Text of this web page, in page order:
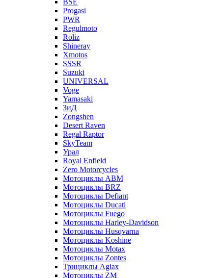
BSE
Progasi
PWR
Regulmoto
Roliz
Shineray
Xmotos
SSSR
Suzuki
UNIVERSAL
Voge
Yamasaki
ЗиД
Zongshen
Desert Raven
Regal Raptor
SkyTeam
Урал
Royal Enfield
Zero Motorcycles
Мотоциклы ABM
Мотоциклы BRZ
Мотоциклы Defiant
Мотоциклы Ducati
Мотоциклы Fuego
Мотоциклы Harley-Davidson
Мотоциклы Husqvarna
Мотоциклы Koshine
Мотоциклы Motax
Мотоциклы Zontes
Трициклы Agiax
Мотоциклы ZM